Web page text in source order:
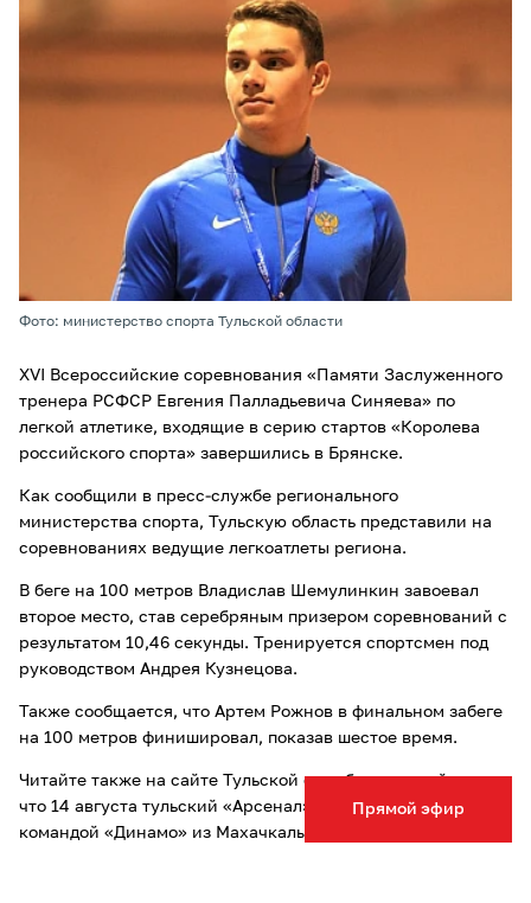
Прямой эфир
Фото: министерство спорта Тульской области
XVI Всероссийские соревнования «Памяти Заслуженного
тренера РСФСР Евгения Палладьевича Синяева» по
легкой атлетике, входящие в серию стартов «Королева
российского спорта» завершились в Брянске.
Как сообщили в пресс-службе регионального
министерства спорта, Тульскую область представили на
соревнованиях ведущие легкоатлеты региона.
В беге на 100 метров Владислав Шемулинкин завоевал
второе место, став серебряным призером соревнований с
результатом 10,46 секунды. Тренируется спортсмен под
руководством Андрея Кузнецова.
Также сообщается, что Артем Рожнов в финальном забеге
на 100 метров финишировал, показав шестое время.
Читайте также на сайте Тульской службы новостей о том,
что 14 августа тульский «Арсенал»
проведет матчс
командой «Динамо» из Махачкалы.